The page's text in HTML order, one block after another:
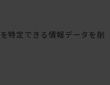
特定できる情報データを削